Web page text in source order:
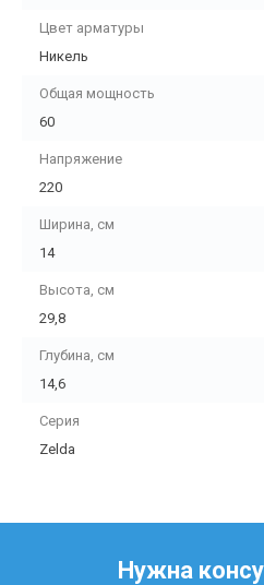
Цвет арматуры
Никель
Общая мощность
60
Напряжение
220
Ширина, см
14
Высота, см
29,8
Глубина, см
14,6
Серия
Zelda
Нужна